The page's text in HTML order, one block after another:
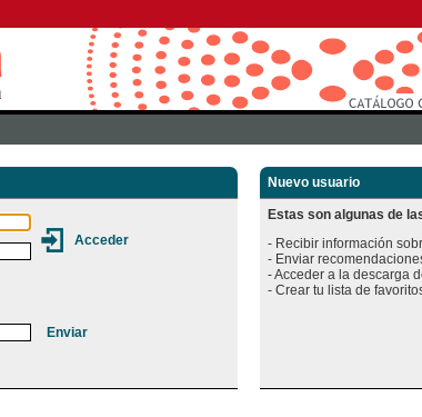
Nuevo usuario
Estas son algunas de
- Recibir información
- Enviar
- Acceder a la descarga